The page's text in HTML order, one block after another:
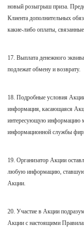
новый розыгрыш приза.
Клиента дополнительных
какие-либо оплаты,
17. Выплата денежного
подлежат обмену и возврату.
18. Подробные условия
информация, касающаяся
интересующую информацию
информационной службы
19. Организатор Акции
любую информацию, ставшую
Акции.
20. Участие в Акции
Акции с настоящими